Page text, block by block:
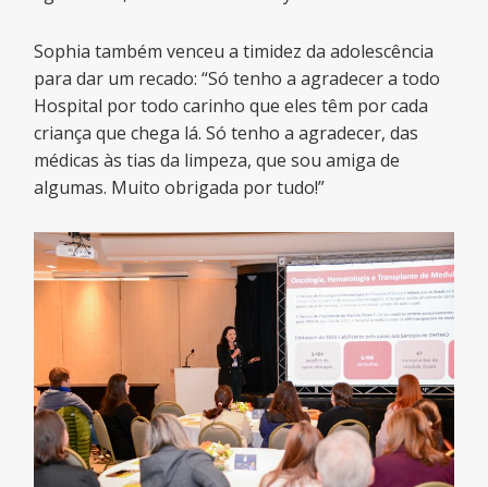
Sophia também venceu a timidez da adolescência
para dar um recado: “Só tenho a agradecer a todo
Hospital por todo carinho que eles têm por cada
criança que chega lá. Só tenho a agradecer, das
médicas às tias da limpeza, que sou amiga de
algumas. Muito obrigada por tudo!”